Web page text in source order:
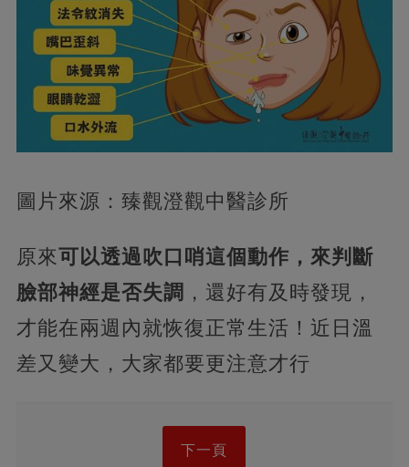
圖片來源：臻觀澄觀中醫診所
原來可以透過吹口哨這個動作，來判斷
臉部神經是否失調 ，還好有及時發現，
才能在兩週內就恢復正常生活！近日溫
差又變大，大家都要更注意才行
下一頁